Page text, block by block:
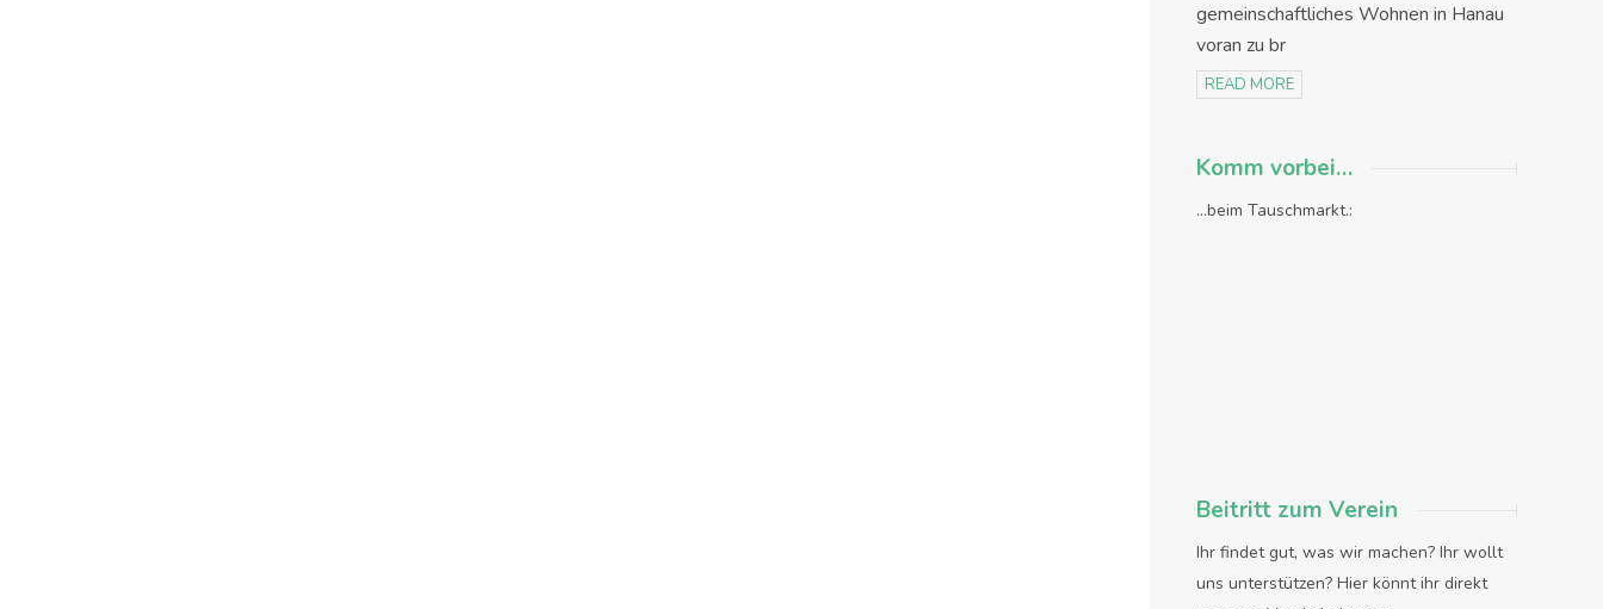
gemeinschaftliches Wohnen in Hanau
voran zu br
READ MORE
Komm vorbei…
...beim Tauschmarkt.:
Beitritt zum Verein
Ihr findet gut, was wir machen? Ihr wollt
uns unterstützen? Hier könnt ihr direkt